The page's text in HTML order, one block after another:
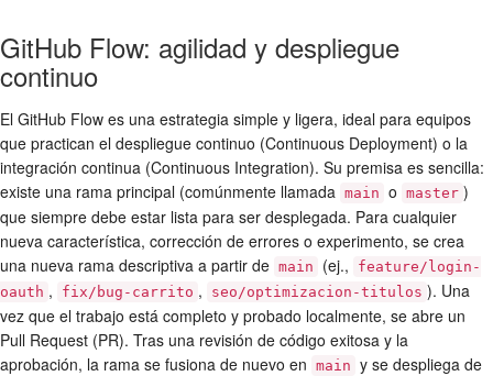
GitHub Flow: agilidad y despliegue
continuo
El GitHub Flow es una estrategia simple y ligera, ideal para equipos
que practican el despliegue continuo (Continuous Deployment) o la
integración continua (Continuous Integration). Su premisa es sencilla:
existe una rama principal (comúnmente llamada main o master )
que siempre debe estar lista para ser desplegada. Para cualquier
nueva característica, corrección de errores o experimento, se crea
una nueva rama descriptiva a partir de main (ej.,
feature/login-
oauth , fix/bug-carrito , seo/optimizacion-titulos ). Una
vez que el trabajo está completo y probado localmente, se abre un
Pull Request (PR). Tras una revisión de código exitosa y la
aprobación, la rama se fusiona de nuevo en main y se despliega de